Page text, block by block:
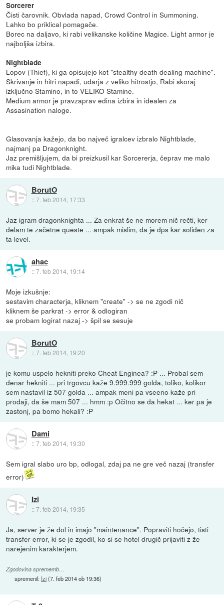
Sorcerer
Čisti čarovnik. Obvlada napad, Crowd Control in Summoning.
Lahko bo priklical pomagače.
Borec na daljavo, ki rabi velikanske količine Magice. Light armor je
najboljša izbira.
Nightblade
Lopov (Thief), ki ga opisujejo kot "stealthy death dealing machine".
Skrivanje in hitri napadi, udarja z veliko hitrostjo, Rabi skoraj
izključno Stamino, in to VELIKO Stamine.
Medium armor je pravzaprav edina izbira in idealen za
Assasination naloge.
Glasovanja kažejo, da bo največ igralcev izbralo Nightblade,
najmanj pa Dragonknight.
Jaz premišljujem, da bi preizkusil kar Sorcererja, čeprav me malo
mika tudi Nightblade.
BorutO
::7. feb 2014, 17:33
Jaz igram dragonknighta ... Za enkrat še ne morem nič rečti, ker
delam te začetne queste ... ampak mislim, da je dps kar soliden za
ta level.
ahac
::7. feb 2014, 19:14
Moje izkušnje:
sestavim characterja, kliknem "create" -> se ne zgodi nič
kliknem še parkrat -> error & odlogiran
se probam logirat nazaj -> špil se sesuje
BorutO
::7. feb 2014, 19:20
je komu uspelo hekniti preko Cheat Enginea? :P ... Probal sem
denar hekniti ... pri trgovcu kaže 9.999.999 golda, toliko, kolikor
sem nastavil iz 507 golda ... ampak meni pa vseeno kaže pri
prodaji, da še mam 507 ... hmm :p Očitno se da hekat ... ker pa je
zastonj, pa bomo hekali? :P
Dami
::7. feb 2014, 19:30
Sem igral slabo uro bp, odlogal, zdaj pa ne gre več nazaj (transfer
error)
Izi
::7. feb 2014, 19:35
Ja, server je že dol in imajo "maintenance". Popraviti hočejo, tisti
transfer error, ki se je zgodil, ko si se hotel drugič prijaviti z že
narejenim karakterjem.
Zgodovina sprememb…
spremenil: Izi(7. feb 2014 ob 19:36)